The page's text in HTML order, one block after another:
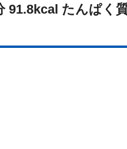
91.8kcal たんぱく